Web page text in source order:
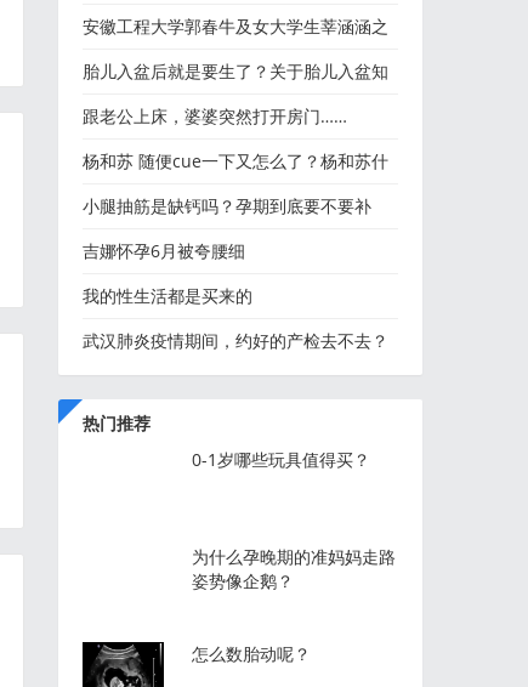
么样的感觉？
安徽工程大学郭春牛及女大学生莘涵涵之
死
胎儿入盆后就是要生了？关于胎儿入盆知
识有哪些？胎儿迟迟不
跟老公上床，婆婆突然打开房门……
杨和苏 随便cue一下又怎么了？杨和苏什
么话都敢说，他这么猛的
小腿抽筋是缺钙吗？孕期到底要不要补
钙？
吉娜怀孕6月被夸腰细
我的性生活都是买来的
武汉肺炎疫情期间，约好的产检去不去？
热门推荐
0-1岁哪些玩具值得买？
为什么孕晚期的准妈妈走路
姿势像企鹅？
怎么数胎动呢？